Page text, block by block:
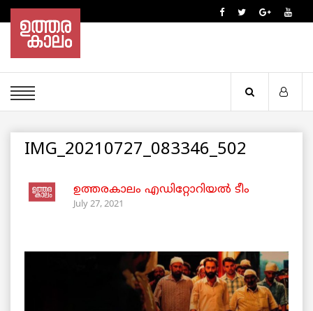
IMG_20210727_083346_502
ഉത്തരകാലം എഡിറ്റോറിയല്‍ ടീം
July 27, 2021